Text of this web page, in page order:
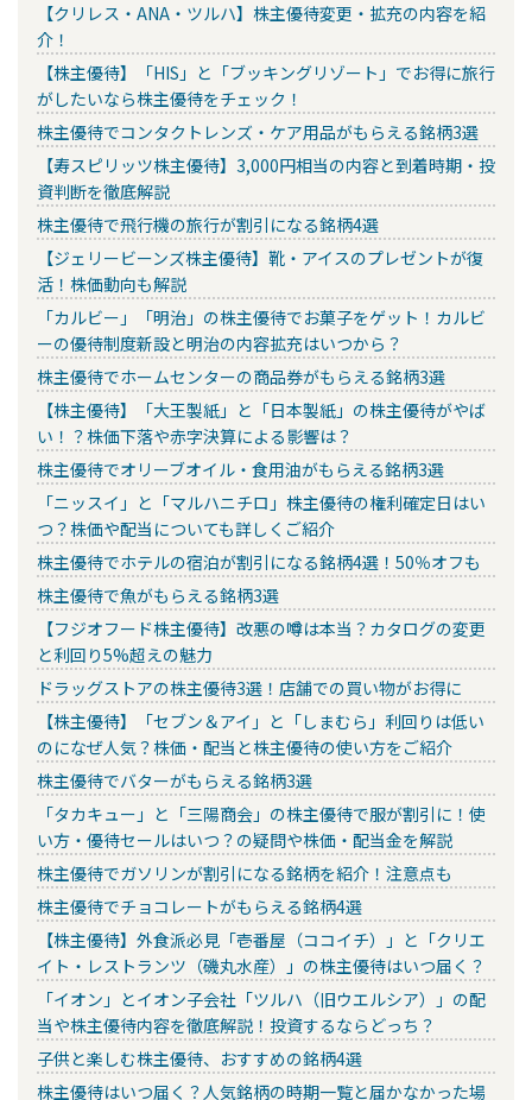
【クリレス・ANA・ツルハ】株主優待変更・拡充の内容を紹
介！
【株主優待】「HIS」と「ブッキングリゾート」でお得に旅行
がしたいなら株主優待をチェック！
株主優待でコンタクトレンズ・ケア用品がもらえる銘柄3選
【寿スピリッツ株主優待】3,000円相当の内容と到着時期・投
資判断を徹底解説
株主優待で飛行機の旅行が割引になる銘柄4選
【ジェリービーンズ株主優待】靴・アイスのプレゼントが復
活！株価動向も解説
「カルビー」「明治」の株主優待でお菓子をゲット！カルビ
ーの優待制度新設と明治の内容拡充はいつから？
株主優待でホームセンターの商品券がもらえる銘柄3選
【株主優待】「大王製紙」と「日本製紙」の株主優待がやば
い！？株価下落や赤字決算による影響は？
株主優待でオリーブオイル・食用油がもらえる銘柄3選
「ニッスイ」と「マルハニチロ」株主優待の権利確定日はい
つ？株価や配当についても詳しくご紹介
株主優待でホテルの宿泊が割引になる銘柄4選！50％オフも
株主優待で魚がもらえる銘柄3選
【フジオフード株主優待】改悪の噂は本当？カタログの変更
と利回り5%超えの魅力
ドラッグストアの株主優待3選！店舗での買い物がお得に
【株主優待】「セブン＆アイ」と「しまむら」利回りは低い
のになぜ人気？株価・配当と株主優待の使い方をご紹介
株主優待でバターがもらえる銘柄3選
「タカキュー」と「三陽商会」の株主優待で服が割引に！使
い方・優待セールはいつ？の疑問や株価・配当金を解説
株主優待でガソリンが割引になる銘柄を紹介！注意点も
株主優待でチョコレートがもらえる銘柄4選
【株主優待】外食派必見「壱番屋（ココイチ）」と「クリエ
イト・レストランツ（磯丸水産）」の株主優待はいつ届く？
「イオン」とイオン子会社「ツルハ（旧ウエルシア）」の配
当や株主優待内容を徹底解説！投資するならどっち？
子供と楽しむ株主優待、おすすめの銘柄4選
株主優待はいつ届く？人気銘柄の時期一覧と届かなかった場